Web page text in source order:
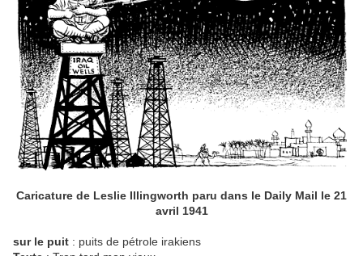
Caricature de Leslie Illingworth paru dans le Daily Mail le 21
avril 1941
sur le puit : puits de pétrole irakiens